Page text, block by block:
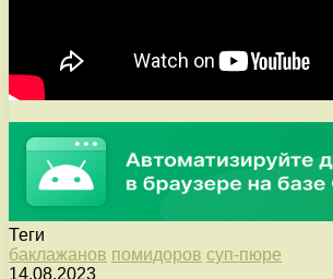
Теги
баклажанов помидоров суп-пюре
14.08.2023